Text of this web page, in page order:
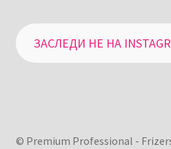
ЗАСЛЕДИ НЕ НА
© Premium Professional -